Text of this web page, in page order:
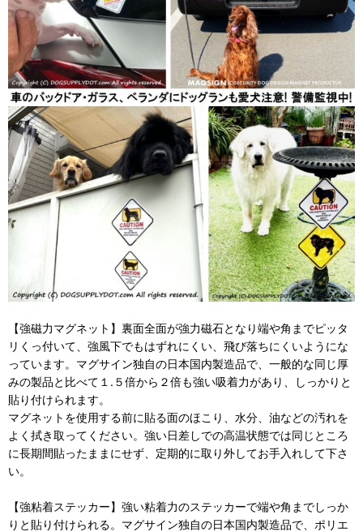
【強磁力マグネット】裏面全面が強力磁石となり端や角までピッタ
リくっ付いて、強風下でもはずれにくい、飛び落ちにくいようにな
っています。マグサイン独自の日本国内製造品で、一般的な同じ厚
みの製品と比べて１.５倍から２倍も強い吸着力があり、しっかりと
貼り付けられます。
マグネットを使用する前に貼る面のほこり、水分、油などの汚れを
よく拭き取ってください。強い日差しでの高温状態では同じところ
に長期間貼ったままにせず、定期的に取り外してお手入れして下さ
い。
【強粘着ステッカー】強い粘着力のステッカーで端や角までしっか
りと貼り付けられる。マグサイン独自の日本国内製造品で、ポリエ